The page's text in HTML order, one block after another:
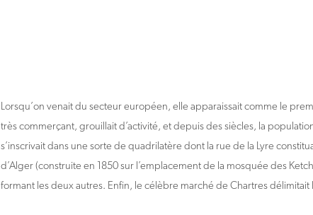
Lorsqu’on venait du secteur européen, elle apparaissait comme le
très commerçant, grouillait d’activité, et depuis des siècles, la
s’inscrivait dans une sorte de quadrilatère dont la rue de la Lyre
d’Alger (construite en 1850 sur l’emplacement de la mosquée des
formant les deux autres. Enfin, le célèbre marché de Chartres